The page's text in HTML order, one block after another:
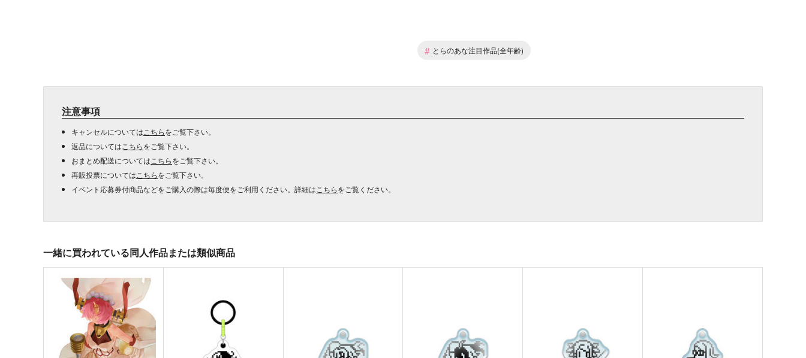
# とらのあな注目作品(全年齢)
注意事項
キャンセルについては こちらをご覧下さい。
返品については こちらをご覧下さい。
おまとめ配送については こちらをご覧下さい。
再販投票については こちらをご覧下さい。
イベント応募券付商品などをご購入の際は毎度便をご利用ください。詳細は こちらをご覧ください。
一緒に買われている同人作品または類似商品